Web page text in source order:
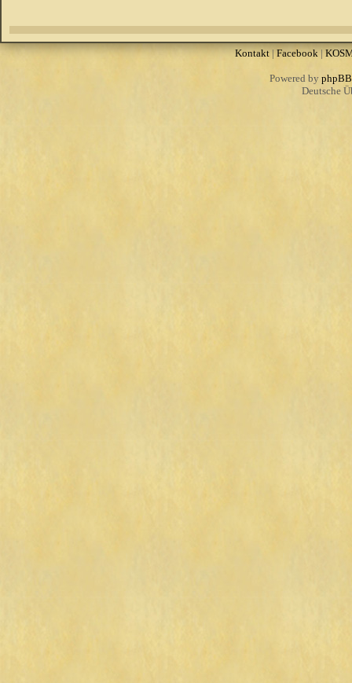
Kontakt|Facebook|
Powered by phpBB
Deutsche